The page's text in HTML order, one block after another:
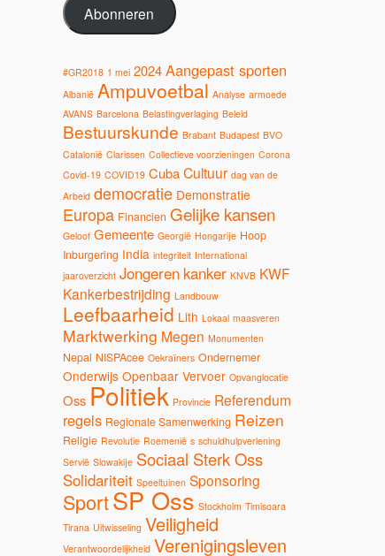
Abonneren
#GR2018 1 mei 2024 Aangepast sporten
Albanië Ampuvoetbal Analyse armoede
AVANS Barcelona Belastingverlaging Beleid
Bestuurskunde Brabant Budapest BVO
Catalonië Clarissen Collectieve voorzieningen Corona
Covid-19 COVID19 Cuba Cultuur dag van de
Arbeid democratie Demonstratie
Europa Financien Gelijke kansen
Geloof Gemeente Georgië Hongarije Hoop
Inburgering India integriteit International
jaaroverzicht Jongeren kanker KNVB KWF
Kankerbestrijding Landbouw
Leefbaarheid Lith Lokaal maasveren
Marktwerking Megen Monumenten
Nepal NISPAcee Oekraïners Ondernemer
Onderwijs Openbaar Vervoer Opvanglocatie
Oss Politiek Provincie Referendum
regels Regionale Samenwerking Reizen
Religie Revolutie Roemenië s schuldhulpverlening
Servië Slowakije Sociaal Sterk Oss
Solidariteit Speeltuinen Sponsoring
SportSP Oss Stockholm Timisoara
Tirana Uitwisseling Veiligheid
Verantwoordelijkheid Verenigingsleven